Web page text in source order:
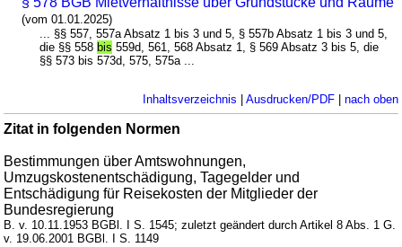
(vom 01.01.2025)
... §§ 557, 557a Absatz 1 bis 3 und 5, § 557b Absatz 1 bis 3 und 5,
die §§ 558 bis 559d, 561, 568 Absatz 1, § 569 Absatz 3 bis 5, die
§§ 573 bis 573d, 575, 575a ...
Inhaltsverzeichnis Ausdrucken/PDF| nach oben
Zitat in folgenden Normen
Bestimmungen über Amtswohnungen,
Umzugskostenentschädigung, Tagegelder und
Entschädigung für Reisekosten der Mitglieder der
Bundesregierung
B. v. 10.11.1953 BGBl. I S. 1545; zuletzt geändert durch Artikel 8 Abs. 1 G.
v. 19.06.2001 BGBl. I S. 1149